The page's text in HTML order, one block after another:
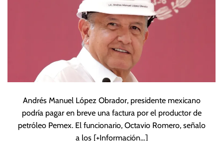
Andrés Manuel López Obrador, presidente mexicano
podría pagar en breve una factura por el productor de
petróleo Pemex. El funcionario, Octavio Romero, señalo
a los [+Información…]